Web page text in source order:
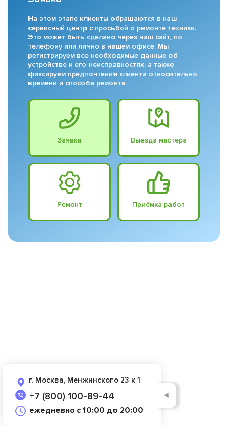
На этом этапе клиенты обращаются в наш
сервисный центр с просьбой о ремонте техники.
Это может быть сделано через наш сайт, по
телефону или лично в нашем офисе. Мы
регистрируем все необходимые данные об
устройстве и его неисправностях, а также
фиксируем предпочтения клиента относительно
времени и способа ремонта.
Заявка Выезда мастера
Ремонт Приёмка работ
г. Москва, Менжинского 23 к 1
+7 (800) 100-89-44
ежедневно с 10:00 до 20:00
◄